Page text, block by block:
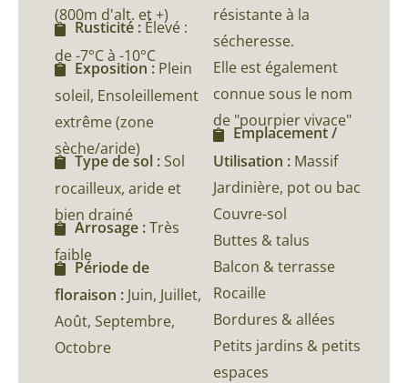
(800m d'alt. et +)
Rusticité : Élevé :
de -7°C à -10°C
Exposition : Plein
soleil, Ensoleillement
extrême (zone
sèche/aride)
Type de sol :Sol
rocailleux, aride et
bien drainé
Arrosage :Très
faible
Période de
floraison : Juin, Juillet,
Août, Septembre,
Octobre
résistante à la
sécheresse.
Elle est également
connue sous le nom
de "pourpier vivace"
Emplacement /
Utilisation : Massif
Jardinière, pot ou bac
Couvre-sol
Buttes & talus
Balcon & terrasse
Rocaille
Bordures & allées
Petits jardins & petits
espaces